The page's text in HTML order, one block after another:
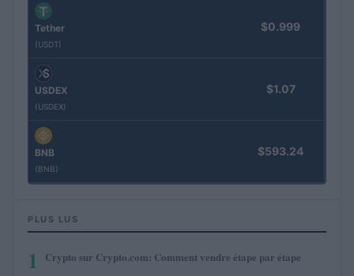
Tether
(USDT)
$0.999
USDEX
(USDEX)
$1.07
BNB
(BNB)
$593.24
PLUS LUS
1 Crypto sur Crypto.com: Comment vendre étape par étape